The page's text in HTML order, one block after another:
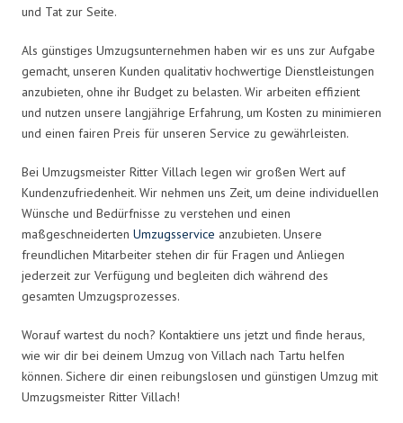
und Tat zur Seite.
Als günstiges Umzugsunternehmen haben wir es uns zur Aufgabe
gemacht, unseren Kunden qualitativ hochwertige Dienstleistungen
anzubieten, ohne ihr Budget zu belasten. Wir arbeiten effizient
und nutzen unsere langjährige Erfahrung, um Kosten zu minimieren
und einen fairen Preis für unseren Service zu gewährleisten.
Bei Umzugsmeister Ritter Villach legen wir großen Wert auf
Kundenzufriedenheit. Wir nehmen uns Zeit, um deine individuellen
Wünsche und Bedürfnisse zu verstehen und einen
maßgeschneiderten Umzugsservice anzubieten. Unsere
freundlichen Mitarbeiter stehen dir für Fragen und Anliegen
jederzeit zur Verfügung und begleiten dich während des
gesamten Umzugsprozesses.
Worauf wartest du noch? Kontaktiere uns jetzt und finde heraus,
wie wir dir bei deinem Umzug von Villach nach Tartu helfen
können. Sichere dir einen reibungslosen und günstigen Umzug mit
Umzugsmeister Ritter Villach!